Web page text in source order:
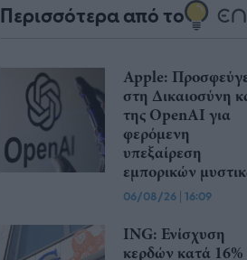
Περισσότερα από το
Apple:
στη Δικαιοσύνη
της OpenAI για
φερόμενη
υπεξαίρεση
εμπορικών
06/08/26 | 16:09
ING: Ενίσχυση
κερδών κατά 16%